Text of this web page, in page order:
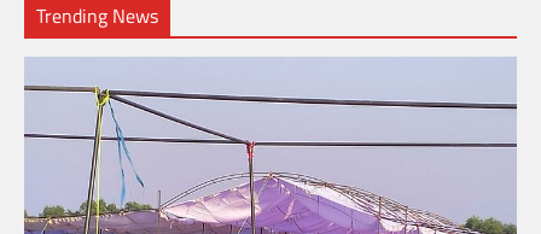
Trending News